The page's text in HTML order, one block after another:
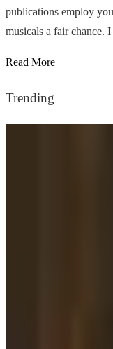
publications employ
musicals a fair chance.
Read More
Trending